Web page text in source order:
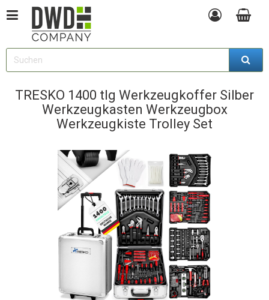
TRESKO 1400 tlg Werkzeugkoffer Silber
Werkzeugkasten Werkzeugbox
Werkzeugkiste Trolley Set